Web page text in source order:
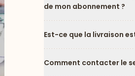
de mon abonnement ?
Est-ce que la livraison
Comment contacter le